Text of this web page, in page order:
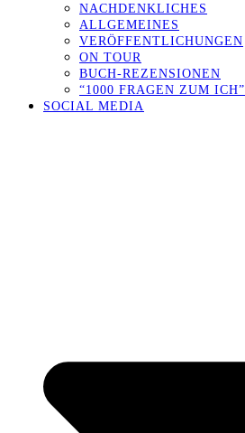
NACHDENKLICHES
ALLGEMEINES
VERÖFFENTLICHUNGEN
ON TOUR
BUCH-REZENSIONEN
“1000 FRAGEN ZUM ICH”
SOCIAL MEDIA